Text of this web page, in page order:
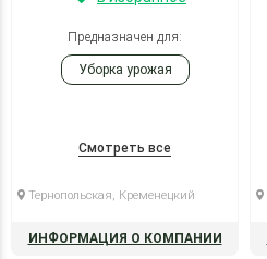
Предназначен для:
Уборка урожая
Смотреть все
Тернопольская, Кременецкий
ИНФОРМАЦИЯ О КОМПАНИИ